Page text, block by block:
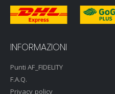
INFORMAZIONI
Punti AF_FIDELITY
F.A.Q.
Privacy policy